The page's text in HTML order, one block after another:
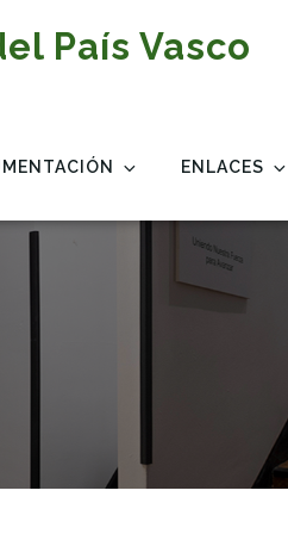
País Vasco
ENLACES